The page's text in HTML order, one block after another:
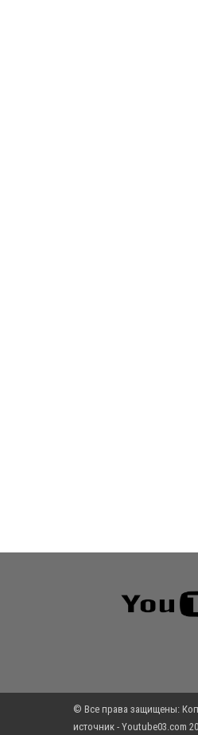
© Все права защищены:
источник - Youtube03.com